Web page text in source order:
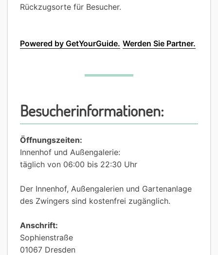
Rückzugsorte für Besucher.
Powered by GetYourGuide. Werden Sie Partner.
Besucherinformationen:
Öffnungszeiten:
Innenhof und Außengalerie:
täglich von 06:00 bis 22:30 Uhr
Der Innenhof, Außengalerien und Gartenanlage
des Zwingers sind kostenfrei zugänglich.
Anschrift:
Sophienstraße
01067 Dresden